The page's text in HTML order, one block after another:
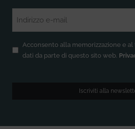
Privacy(Obbligatorio)
Acconsento alla memorizzazione e
dati da parte di questo sito web.
Iscriviti alla